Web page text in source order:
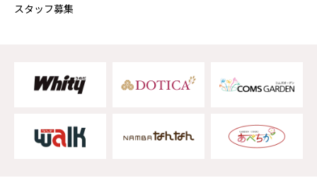
スタッフ募集